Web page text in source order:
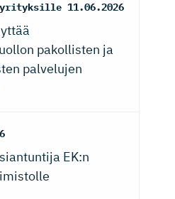
yrityksille 11.06.2026
pakollisten ja
palvelujen
EK:n